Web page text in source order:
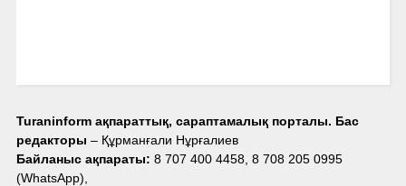
Turaninform ақпараттық, сараптамалық порталы. Бас
редакторы – Құрманғали Нұрғалиев
Байланыс ақпараты: 8 707 400 4458, 8 708 205 0995
(WhatsApp),